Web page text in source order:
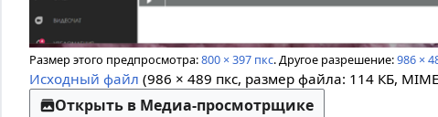
Размер этого предпросмотра:800 × 397 пкс.Другое разрешение:986 ×
Исходный файл (986 × 489 пкс, размер файла: 114 КБ,
Открыть в Медиа-просмотрщике